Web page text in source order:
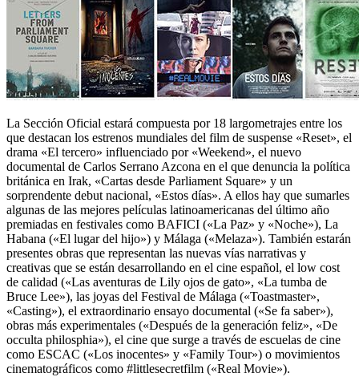
La Sección Oficial estará compuesta por 18 largometrajes entre los
que destacan los estrenos mundiales del film de suspense «Reset», el
drama «El tercero» influenciado por «Weekend», el nuevo
documental de Carlos Serrano Azcona en el que denuncia la política
británica en Irak, «Cartas desde Parliament Square» y un
sorprendente debut nacional, «Estos días». A ellos hay que sumarles
algunas de las mejores películas latinoamericanas del último año
premiadas en festivales como BAFICI («La Paz» y «Noche»), La
Habana («El lugar del hijo») y Málaga («Melaza»). También estarán
presentes obras que representan las nuevas vías narrativas y
creativas que se están desarrollando en el cine español, el low cost
de calidad («Las aventuras de Lily ojos de gato», «La tumba de
Bruce Lee»), las joyas del Festival de Málaga («Toastmaster»,
«Casting»), el extraordinario ensayo documental («Se fa saber»),
obras más experimentales («Después de la generación feliz», «De
occulta philosphia»), el cine que surge a través de escuelas de cine
como ESCAC («Los inocentes» y «Family Tour») o movimientos
cinematográficos como #littlesecretfilm («Real Movie»).